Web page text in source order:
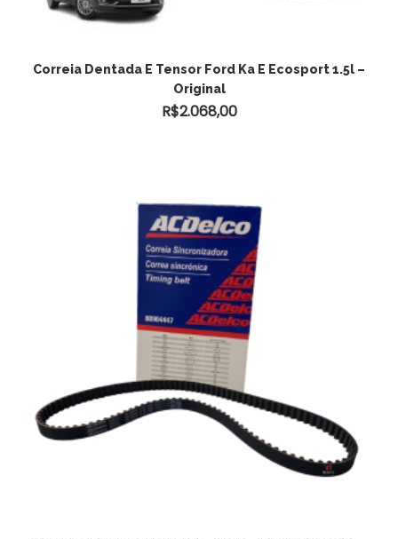
ADICIONAR AO CARRINHO
Correia Dentada E Tensor Ford Ka E Ecosport 1.5l –
Original
R$2.068,00